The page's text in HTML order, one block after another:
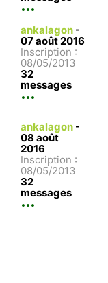
ankalagon -
07 août 2016
Inscription :
08/05/2013
32
messages
ankalagon -
08 août
2016
Inscription :
08/05/2013
32
messages